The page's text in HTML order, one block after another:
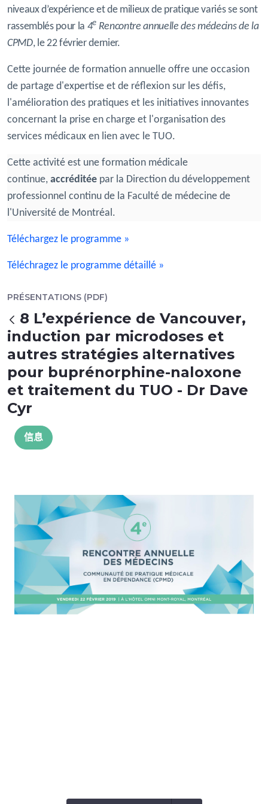
niveaux d’expérience et de milieux de pratique variés se sont
rassemblés pour la 4e Rencontre annuelle des médecins de la
CPMD, le 22 février dernier.
Cette journée de formation annuelle offre une occasion
de partage d'expertise et de réflexion sur les défis,
l'amélioration des pratiques et les initiatives innovantes
concernant la prise en charge et l'organisation des
services médicaux en lien avec le TUO.
Cette activité est une formation médicale
continue, accréditée par la Direction du développement
professionnel continu de la Faculté de médecine de
l'Université de Montréal.
Téléchargez le programme »
Téléchragez le programme détaillé »
PRÉSENTATIONS (PDF)
返回
8 L’expérience de Vancouver,
induction par microdoses et
autres stratégies alternatives
pour buprénorphine-naloxone
et traitement du TUO - Dr Dave
Cyr
信息